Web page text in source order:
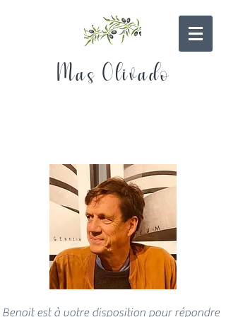
Mas Olivado
Benoit est à votre disposition pour répondre